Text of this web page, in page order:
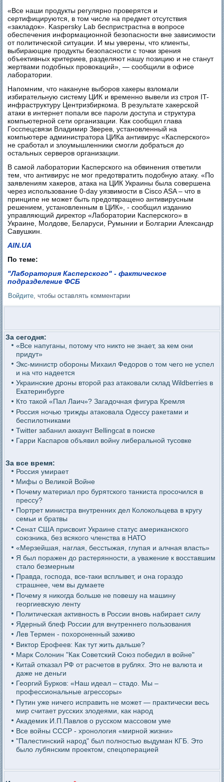
«Все наши продукты регулярно проверятся и
сертифицируются, в том числе на предмет отсутствия
«закладок». Kaspersky Lab беспристрастна в вопросе
обеспечения информационной безопасности вне зависимости
от политической ситуации. И мы уверены, что клиенты,
выбирающие продукты безопасности с точки зрения
объективных критериев, разделяют нашу позицию и не станут
жертвами подобных провокаций», — сообщили в офисе
лаборатории.
Напомним, что накануне выборов хакеры взломали
избирательную систему ЦИК и временно вывели из строя IT-
инфраструктуру Центризбиркома. В результате хакерской
атаки в интернет попали все пароли доступа и структура
компьютерной сети организации. Как сообщил глава
Госспецсвязи Владимир Зверев, установленный на
компьютере администратора ЦИКа антивирус «Касперского»
не сработал и злоумышленники смогли добраться до
остальных серверов организации.
В самой лаборатории Касперского на обвинения ответили
тем, что антивирус не мог предотвратить подобную атаку. «По
заявлениям хакеров, атака на ЦИК Украины была совершена
через использование 0-day уязвимости в Cisco ASA – что в
принципе не может быть предотвращено антивирусным
решением, установленным в ЦИК», - сообщил изданию
управляющий директор «Лаборатории Касперского» в
Украине, Молдове, Беларуси, Румынии и Болгарии Александр
Савушкин.
AIN.UA
По теме:
"Лаборатория Касперского" - фактическое
подразделение ФСБ
Войдите , чтобы оставлять комментарии
За сегодня:
«Все напуганы, потому что никто не знает, за кем они
придут»
Экс-министр обороны Михаил Федоров о том чего не успел
и на что надеется
Украинские дроны второй раз атаковали склад Wildberries в
Екатеринбурге
Кто такой «Пал Лаич»? Загадочная фигура Кремля
Россия ночью трижды атаковала Одессу ракетами и
беспилотниками
Twitter забанил аккаунт Bellingcat в поиске
Гарри Каспаров объявил войну либеральной тусовке
За все время:
Россия умирает
Мифы о Великой Войне
Почему материал про бурятского танкиста просочился в
прессу?
Портрет министра внутренних дел Колокольцева в кругу
семьи и братвы
Сенат США присвоит Украине статус американского
союзника, без всякого членства в НАТО
«Мерзейшая, наглая, бесстыжая, глупая и алчная власть»
Я был поражен до растерянности, а уважение к восставшим
стало безмерным
Правда, господа, все-таки всплывет, и она гораздо
страшнее, чем вы думаете
Почему я никогда больше не повешу на машину
георгиевскую ленту
Политическая активность в России вновь набирает силу
Ядерный блеф России для внутреннего пользования
Лев Термен - похороненный заживо
Виктор Ерофеев: Как тут жить дальше?
Марк Солонин "Как Советский Союз победил в войне"
Китай отказал РФ от расчетов в рублях. Это не валюта и
даже не деньги
Георгий Бурков: «Наш идеал – стадо. Мы –
профессиональные агрессоры»
Путин уже ничего исправить не может — практически весь
мир считает русских злодеями, как народ
Академик И.П.Павлов о русском массовом уме
Все войны СССР - хронология «мирной жизни»
"Палестинский народ" был полностью выдуман КГБ. Это
было лубянским проектом, спецоперацией